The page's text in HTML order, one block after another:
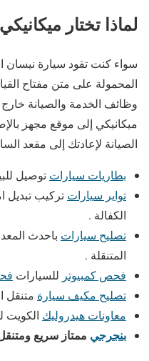
لماذا تختار
سواء كنت تقود سيارة نيسان
وظائف الخدمة والصيانة
ميكانيكي إلى موقع مجهز
الصيانة لإعادتك إلى مقعد
بطاريات سيارات توصيل
تواير سيارات تركيب تبديل
الكفالة .
تصليح سيارات باحدث
المتنقلة .
فحص كمبيوتر للسيارات
تصليح مكيف سيارة متنقل
معاونات هيدروليك الكويت
بنجرجي ممتاز سريع